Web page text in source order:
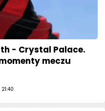
- Crystal Palace.
meczu